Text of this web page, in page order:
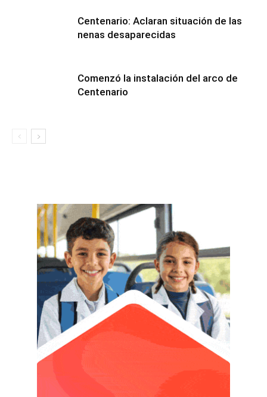
Centenario: Aclaran situación de las
nenas desaparecidas
Comenzó la instalación del arco de
Centenario